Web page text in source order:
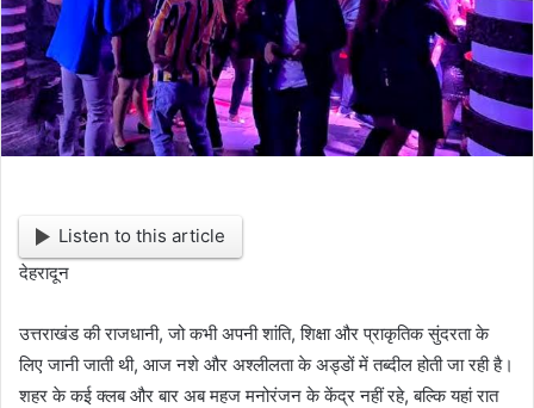
Listen to this article
देहरादून
उत्तराखंड की राजधानी, जो कभी अपनी शांति, शिक्षा और प्राकृतिक सुंदरता के
लिए जानी जाती थी, आज नशे और अश्लीलता के अड्डों में तब्दील होती जा रही है।
शहर के कई क्लब और बार अब महज मनोरंजन के केंद्र नहीं रहे, बल्कि यहां रात